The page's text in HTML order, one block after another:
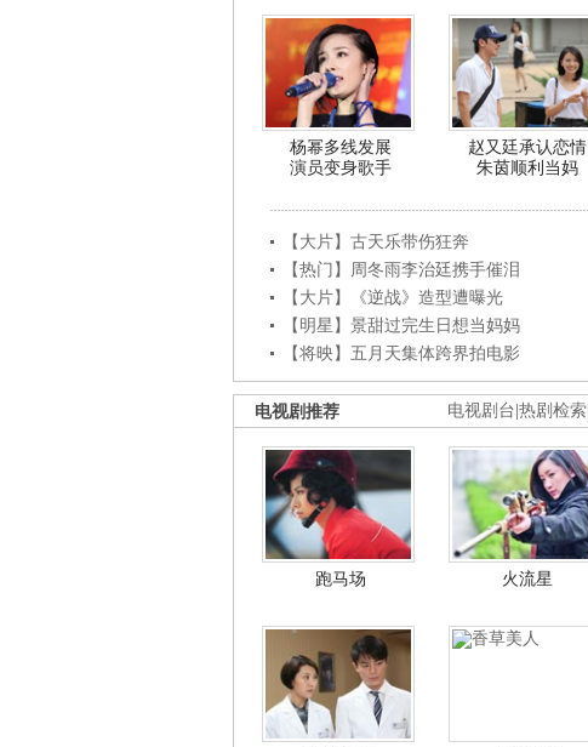
杨幂多线发展
演员变身歌手
赵又廷承认恋情
朱茵顺利当妈
【大片】古天乐带伤狂奔
【热门】周冬雨李治廷携手催泪
【大片】《逆战》造型遭曝光
【明星】景甜过完生日想当妈妈
【将映】五月天集体跨界拍电影
电视剧台 热剧检索
电视剧推荐
跑马场 火流星